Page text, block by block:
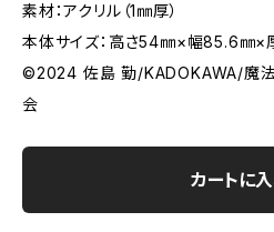
素材：アクリル（1㎜厚）
本体サイズ：高さ54㎜×幅85.6㎜×
©2024 佐島 勤/KADOKAWA/魔
会
カートに